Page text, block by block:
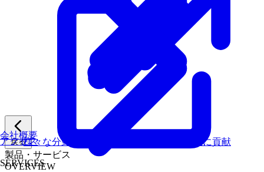
戻る
製品・サービス
OVERVIEW
アクセス様々な分野のお客様のパフォーマンス向上に貢献
SERVICES
会社概要